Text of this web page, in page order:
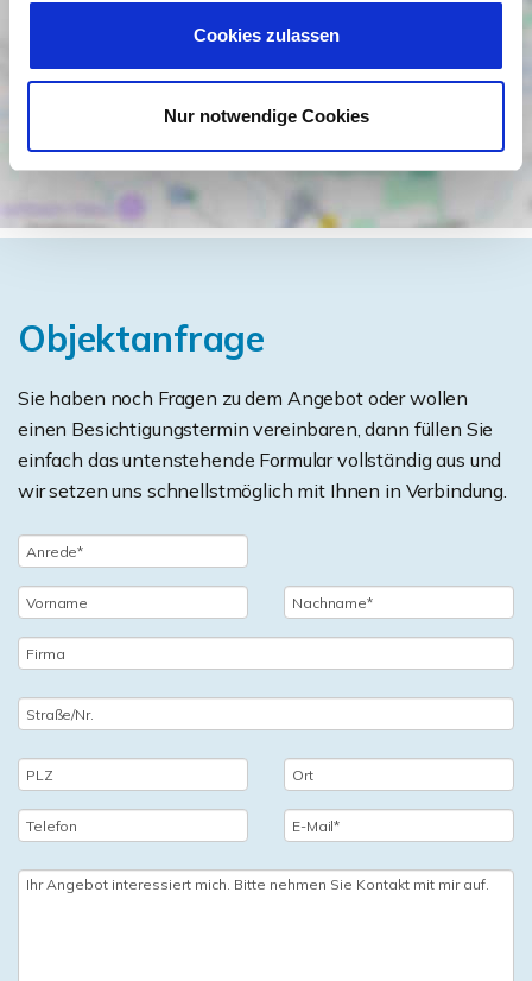
Cookies zulassen
Nur notwendige Cookies
Objektanfrage
Sie haben noch Fragen zu dem Angebot oder wollen
einen Besichtigungstermin vereinbaren, dann füllen Sie
einfach das untenstehende Formular vollständig aus und
wir setzen uns schnellstmöglich mit Ihnen in Verbindung.